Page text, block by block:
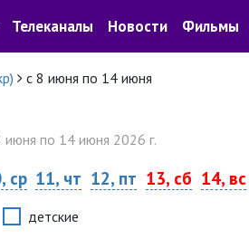
Телеканалы Новости Фильмы
с 8 июня по 14 июня
июня по 14 июня 2026 г.
ср 11, чт 12, пт 13, сб 14, вс
детские